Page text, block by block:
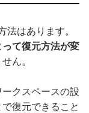
法はあります。
て復元方法が変
ん。
クスペースの設
復元できること